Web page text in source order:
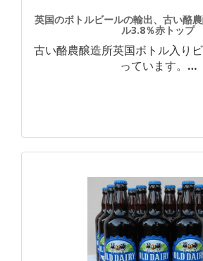
英国のボトルビールの輸出、古い酪
ル3.8％赤トップ
古い酪農醸造所英国ボトル入り
っています。 …